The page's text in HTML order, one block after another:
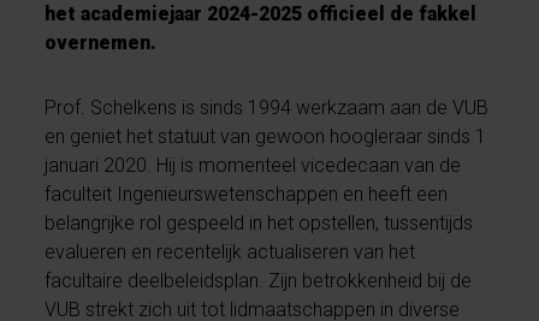
het academiejaar 2024-2025 officieel de fakkel
overnemen.
Prof. Schelkens is sinds 1994 werkzaam aan de VUB
en geniet het statuut van gewoon hoogleraar sinds 1
januari 2020. Hij is momenteel vicedecaan van de
faculteit Ingenieurswetenschappen en heeft een
belangrijke rol gespeeld in het opstellen, tussentijds
evalueren en recentelijk actualiseren van het
facultaire deelbeleidsplan. Zijn betrokkenheid bij de
VUB strekt zich uit tot lidmaatschappen in diverse